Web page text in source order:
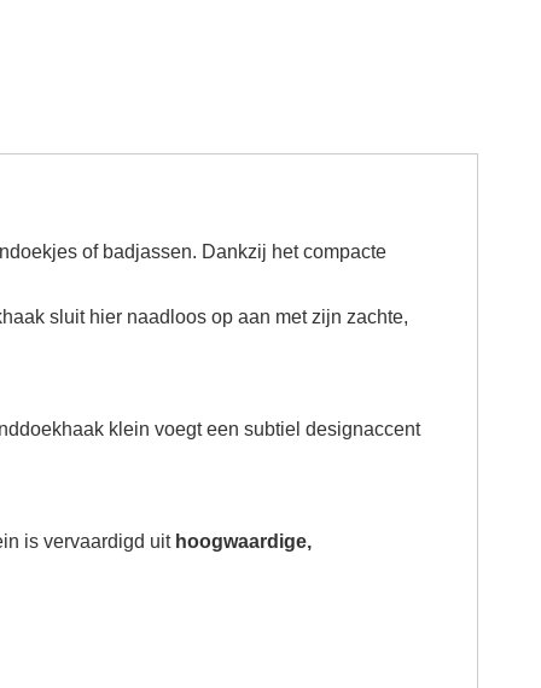
of badjassen. Dankzij het compacte
sluit hier naadloos op aan met zijn zachte,
klein voegt een subtiel designaccent
is vervaardigd uit hoogwaardige,